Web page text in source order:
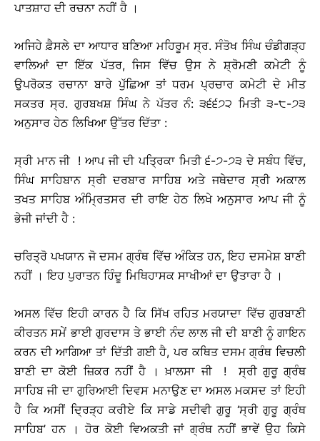
ਪਾਤਸ਼ਾਹ ਦੀ ਰਚਨਾ ਨਹੀਂ ਹੈ ।
ਅਜਿਹੇ ਫ਼ੈਸਲੇ ਦਾ ਆਧਾਰ ਬਣਿਆ ਮਹਿਰੂਮ ਸ੍ਰ. ਸੰਤੋਖ ਸਿੰਘ ਚੰਡੀਗੜ੍ਹ
ਵਾਲਿਆਂ ਦਾ ਇੱਕ ਪੱਤਰ, ਜਿਸ ਵਿੱਚ ਉਸ ਨੇ ਸ਼੍ਰੋਮਣੀ ਕਮੇਟੀ ਨੂੰ
ਉਪਰੋਕਤ ਰਚਾਨਾ ਬਾਰੇ ਪੁੱਛਿਆ ਤਾਂ ਧਰਮ ਪ੍ਰਚਾਰ ਕਮੇਟੀ ਦੇ ਮੀਤ
ਸਕਤਰ ਸ੍ਰ. ਗੁਰਬਖਸ਼ ਸਿੰਘ ਨੇ ਪੱਤਰ ਨੰ: ੩੬੬੭੨ ਮਿਤੀ ੩-੮-੭੩
ਅਨੁਸਾਰ ਹੇਠ ਲਿਖਿਆ ਉੱਤਰ ਦਿੱਤਾ :
ਸ੍ਰੀ ਮਾਨ ਜੀ ! ਆਪ ਜੀ ਦੀ ਪਤ੍ਰਿਕਾ ਮਿਤੀ ੬-੭-੭੩ ਦੇ ਸਬੰਧ ਵਿੱਚ,
ਸਿੰਘ ਸਾਹਿਬਾਨ ਸ੍ਰੀ ਦਰਬਾਰ ਸਾਹਿਬ ਅਤੇ ਜਥੇਦਾਰ ਸ੍ਰੀ ਅਕਾਲ
ਤਖਤ ਸਾਹਿਬ ਅੰਮ੍ਰਿਤਸਰ ਦੀ ਰਾਇ ਹੇਠ ਲਿਖੇ ਅਨੁਸਾਰ ਆਪ ਜੀ ਨੂੰ
ਭੇਜੀ ਜਾਂਦੀ ਹੈ :
ਚਰਿਤ੍ਰੋ ਪਖਯਾਨ ਜੋ ਦਸਮ ਗ੍ਰੰਥ ਵਿੱਚ ਅੰਕਿਤ ਹਨ, ਇਹ ਦਸਮੇਸ਼ ਬਾਣੀ
ਨਹੀਂ । ਇਹ ਪੁਰਾਤਨ ਹਿੰਦੂ ਮਿਥਿਹਾਸਕ ਸਾਖੀਆਂ ਦਾ ਉਤਾਰਾ ਹੈ ।
ਅਸਲ ਵਿੱਚ ਇਹੀ ਕਾਰਨ ਹੈ ਕਿ ਸਿੱਖ ਰਹਿਤ ਮਰਯਾਦਾ ਵਿੱਚ ਗੁਰਬਾਣੀ
ਕੀਰਤਨ ਸਮੇਂ ਭਾਈ ਗੁਰਦਾਸ ਤੇ ਭਾਈ ਨੰਦ ਲਾਲ ਜੀ ਦੀ ਬਾਣੀ ਨੂੰ ਗਾਇਨ
ਕਰਨ ਦੀ ਆਗਿਆ ਤਾਂ ਦਿੱਤੀ ਗਈ ਹੈ, ਪਰ ਕਥਿਤ ਦਸਮ ਗ੍ਰੰਥ ਵਿਚਲੀ
ਬਾਣੀ ਦਾ ਕੋਈ ਜ਼ਿਕਰ ਨਹੀਂ ਹੈ । ਖ਼ਾਲਸਾ ਜੀ ! ਸ੍ਰੀ ਗੁਰੂ ਗ੍ਰੰਥ
ਸਾਹਿਬ ਜੀ ਦਾ ਗੁਰਿਆਈ ਦਿਵਸ ਮਨਾਉਣ ਦਾ ਅਸਲ ਮਕਸਦ ਤਾਂ ਇਹੀ
ਹੈ ਕਿ ਅਸੀਂ ਦ੍ਰਿੜ੍ਹ ਕਰੀਏ ਕਿ ਸਾਡੇ ਸਦੀਵੀ ਗੁਰੂ ‘ਸ੍ਰੀ ਗੁਰੂ ਗ੍ਰੰਥ
ਸਾਹਿਬ’ ਹਨ । ਹੋਰ ਕੋਈ ਵਿਅਕਤੀ ਜਾਂ ਗ੍ਰੰਥ ਨਹੀਂ ਭਾਵੇਂ ਉਹ ਕਿਸੇ